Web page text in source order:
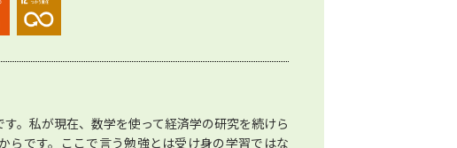
。私が現在、数学を使って経済学の研究を続けら
らです。ここで言う勉強とは受け身の学習ではな